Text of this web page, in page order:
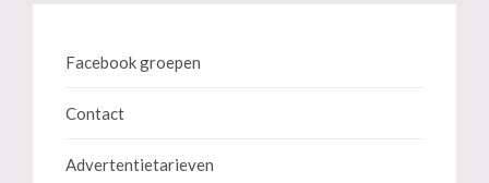
Facebook groepen
Contact
Advertentietarieven